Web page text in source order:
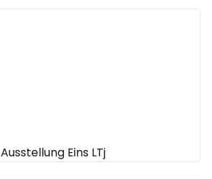
Ausstellung Eins LTj